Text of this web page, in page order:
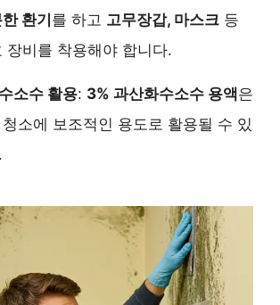
환기 를 하고 고무장갑, 마스크 등
장비를 착용해야 합니다.
소수 활용: 3% 과산화수소수 용액은
소에 보조적인 용도로 활용될 수 있